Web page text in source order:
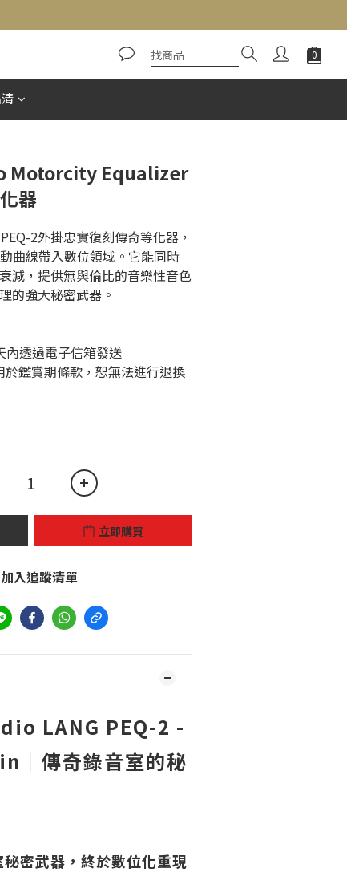
Motorcity Equalizer
器
2外掛忠實復刻傳奇等化器，
曲線帶入數位領域。它能同時
減，提供無與倫比的音樂性音色
的強大秘密武器。
內透過電子信箱發送
立即購買
加入追蹤清單
LANG PEQ-2 -
傳奇錄音室的秘
密武器，終於數位化重現
立即購買